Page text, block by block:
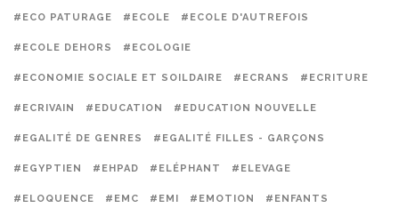
#ECO PATURAGE #ECOLE #ECOLE D'AUTREFOIS
#ECOLE DEHORS #ECOLOGIE
#ECONOMIE SOCIALE ET SOILDAIRE #ECRANS #ECRITURE
#ECRIVAIN #EDUCATION #EDUCATION NOUVELLE
#EGALITÉ DE GENRES #EGALITÉ FILLES - GARÇONS
#EGYPTIEN #EHPAD #ELÉPHANT #ELEVAGE
#ELOQUENCE #EMC #EMI #EMOTION #ENFANTS